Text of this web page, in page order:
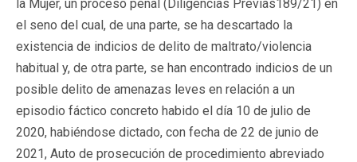
la Mujer, un proceso penal (Diligencias Previas189/21) en
el seno del cual, de una parte, se ha descartado la
existencia de indicios de delito de maltrato/violencia
habitual y, de otra parte, se han encontrado indicios de un
posible delito de amenazas leves en relación a un
episodio fáctico concreto habido el día 10 de julio de
2020, habiéndose dictado, con fecha de 22 de junio de
2021, Auto de prosecución de procedimiento abreviado